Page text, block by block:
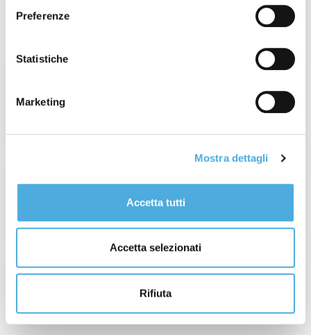
Preferenze
Statistiche
Marketing
Mostra dettagli
Accetta tutti
Accetta selezionati
Rifiuta
Settimana 31° del 2026: Incendi in Francia
Tour de France: dal 4 al 26 Luglio
Leggi Articolo